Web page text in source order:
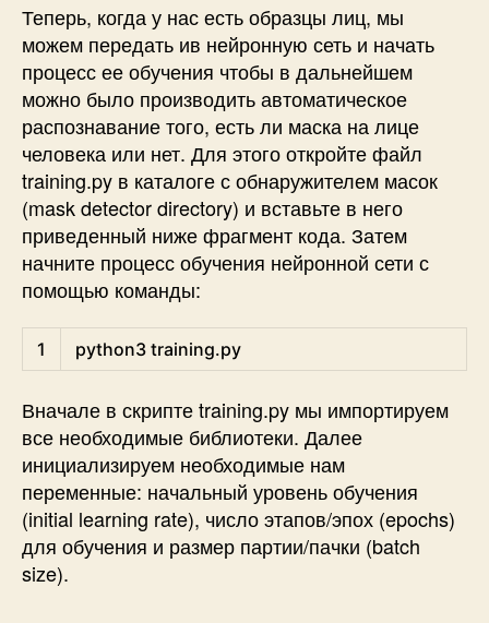
Теперь, когда у нас есть образцы лиц, мы
можем передать ив нейронную сеть и начать
процесс ее обучения чтобы в дальнейшем
можно было производить автоматическое
распознавание того, есть ли маска на лице
человека или нет. Для этого откройте файл
training.py в каталоге с обнаружителем масок
(mask detector directory) и вставьте в него
приведенный ниже фрагмент кода. Затем
начните процесс обучения нейронной сети с
помощью команды:
1 python3 training.py
Вначале в скриптеtraining.py мы импортируем
все необходимые библиотеки. Далее
инициализируем необходимые нам
переменные: начальный уровень обучения
(initial learning rate), число этапов/эпох (epochs)
для обучения и размер партии/пачки (batch
size).